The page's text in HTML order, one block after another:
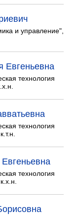
и управление",
Евгеньевна
технология
технология
технология